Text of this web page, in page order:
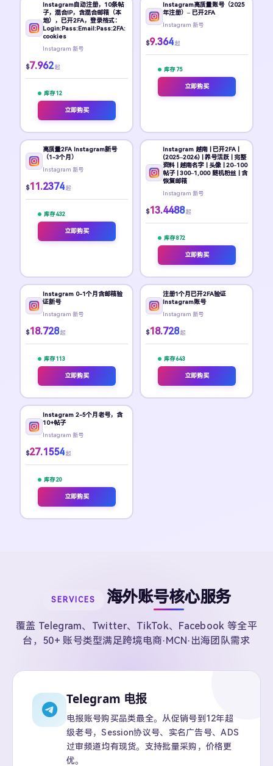
Instagram自动注册，10条帖
子，混合IP，含混合邮箱（本
地），已开2FA，登录格式：
Login:Pass:Email:Pass:2FA:
cookies
Instagram 新号
$7.962 起
库存 12
立即购买
Instagram高质量账号（2025
年注册）– 已开2FA
Instagram 新号
$9.364 起
库存 75
立即购买
高质量2FA Instagram新号
（1-3个月）
Instagram 新号
$11.2374 起
库存 432
立即购买
Instagram 越南 | 已开2FA |
(2025–2026) | 养号活跃 | 完整
资料 | 越南名字 | 头像 | 20–100
帖子 | 300–1,000 随机粉丝 | 含
恢复邮箱
Instagram 新号
$13.4488 起
库存 872
立即购买
Instagram 0-1个月含邮箱验
证新号
Instagram 新号
$18.728 起
库存 113
立即购买
注册1个月已开2FA验证
Instagram账号
Instagram 新号
$18.728 起
库存 643
立即购买
Instagram 2-5个月老号，含
10+帖子
Instagram 新号
$27.1554 起
库存 20
立即购买
SERVICES 海外账号核心服务
覆盖 Telegram、Twitter、TikTok、Facebook 等全平
台，50+ 账号类型满足跨境电商·MCN·出海团队需求
Telegram 电报
电报账号购买品类最全。从促销号到12年超
级老号，Session协议号、实名广告号、ADS
过审频道均有现货。支持批量采购，价格更
优。